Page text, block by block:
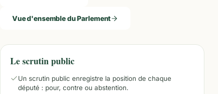
Vue d'ensemble du Parlement
Le scrutin public
Un scrutin public enregistre la position de chaque
député : pour, contre ou abstention.